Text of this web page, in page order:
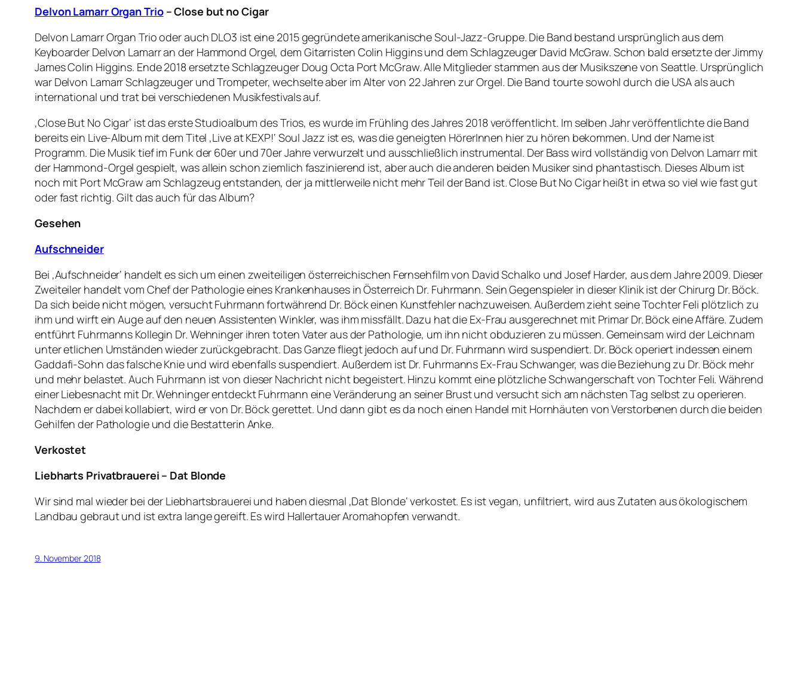
Delvon Lamarr Organ Trio– Close but no Cigar
Delvon Lamarr Organ Trio oder auch DLO3 ist eine 2015 gegründete amerikanische Soul-Jazz-Gruppe. Die Band bestand ursprünglich aus dem
Keyboarder Delvon Lamarr an der Hammond Orgel, dem Gitarristen Colin Higgins und dem Schlagzeuger David McGraw. Schon bald ersetzte der Jimmy
James Colin Higgins. Ende 2018 ersetzte Schlagzeuger Doug Octa Port McGraw. Alle Mitglieder stammen aus der Musikszene von Seattle. Ursprünglich
war Delvon Lamarr Schlagzeuger und Trompeter, wechselte aber im Alter von 22 Jahren zur Orgel. Die Band tourte sowohl durch die USA als auch
international und trat bei verschiedenen Musikfestivals auf.
‚Close But No Cigar‘ ist das erste Studioalbum des Trios, es wurde im Frühling des Jahres 2018 veröffentlicht. Im selben Jahr veröffentlichte die Band
bereits ein Live-Album mit dem Titel ‚Live at KEXP!‘ Soul Jazz ist es, was die geneigten HörerInnen hier zu hören bekommen. Und der Name ist
Programm. Die Musik tief im Funk der 60er und 70er Jahre verwurzelt und ausschließlich instrumental. Der Bass wird vollständig von Delvon Lamarr mit
der Hammond-Orgel gespielt, was allein schon ziemlich faszinierend ist, aber auch die anderen beiden Musiker sind phantastisch. Dieses Album ist
noch mit Port McGraw am Schlagzeug entstanden, der ja mittlerweile nicht mehr Teil der Band ist. Close But No Cigar heißt in etwa so viel wie fast gut
oder fast richtig. Gilt das auch für das Album?
Gesehen
Aufschneider
Bei ‚Aufschneider‘ handelt es sich um einen zweiteiligen österreichischen Fernsehfilm von David Schalko und Josef Harder, aus dem Jahre 2009. Dieser
Zweiteiler handelt vom Chef der Pathologie eines Krankenhauses in Österreich Dr. Fuhrmann. Sein Gegenspieler in dieser Klinik ist der Chirurg Dr. Böck.
Da sich beide nicht mögen, versucht Fuhrmann fortwährend Dr. Böck einen Kunstfehler nachzuweisen. Außerdem zieht seine Tochter Feli plötzlich zu
ihm und wirft ein Auge auf den neuen Assistenten Winkler, was ihm missfällt. Dazu hat die Ex-Frau ausgerechnet mit Primar Dr. Böck eine Affäre. Zudem
entführt Fuhrmanns Kollegin Dr. Wehninger ihren toten Vater aus der Pathologie, um ihn nicht obduzieren zu müssen. Gemeinsam wird der Leichnam
unter etlichen Umständen wieder zurückgebracht. Das Ganze fliegt jedoch auf und Dr. Fuhrmann wird suspendiert. Dr. Böck operiert indessen einem
Gaddafi-Sohn das falsche Knie und wird ebenfalls suspendiert. Außerdem ist Dr. Fuhrmanns Ex-Frau Schwanger, was die Beziehung zu Dr. Böck mehr
und mehr belastet. Auch Fuhrmann ist von dieser Nachricht nicht begeistert. Hinzu kommt eine plötzliche Schwangerschaft von Tochter Feli. Während
einer Liebesnacht mit Dr. Wehninger entdeckt Fuhrmann eine Veränderung an seiner Brust und versucht sich am nächsten Tag selbst zu operieren.
Nachdem er dabei kollabiert, wird er von Dr. Böck gerettet. Und dann gibt es da noch einen Handel mit Hornhäuten von Verstorbenen durch die beiden
Gehilfen der Pathologie und die Bestatterin Anke.
Verkostet
Liebharts Privatbrauerei – Dat Blonde
Wir sind mal wieder bei der Liebhartsbrauerei und haben diesmal ‚Dat Blonde‘ verkostet. Es ist vegan, unfiltriert, wird aus Zutaten aus ökologischem
Landbau gebraut und ist extra lange gereift. Es wird Hallertauer Aromahopfen verwandt.
9. November 2018